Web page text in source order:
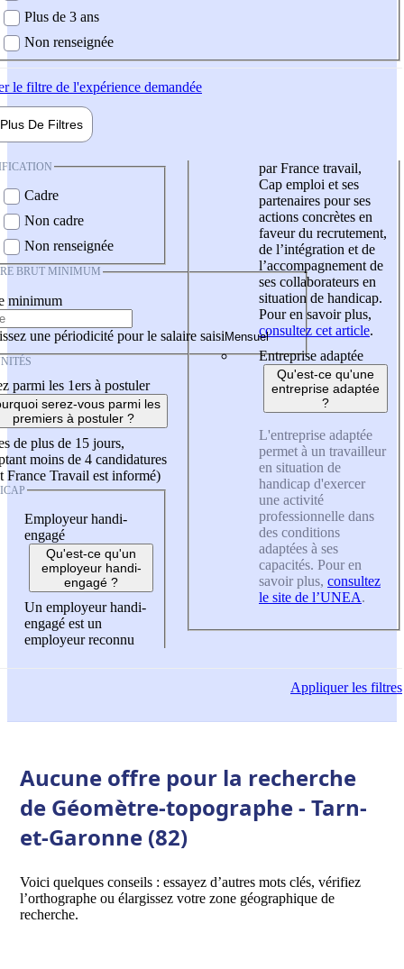
Plus de 3 ans
Non renseignée
le filtre de l'expérience demandée
Plus De Filtres
Cadre
Non cadre
Non renseignée
BRUT MINIMUM
minimum
une périodicité pour le salaire saisi
parmi les 1ers à postuler
serez-vous parmi les
premiers à postuler ?
de plus de 15 jours,
moins de 4 candidatures
France Travail est informé)
Employeur handi-
engagé
Qu'est-ce qu'un
employeur handi-
engagé ?
Un employeur handi-
engagé est un
employeur reconnu
par France travail,
Cap emploi et ses
partenaires pour ses
actions concrètes en
faveur du recrutement,
de l’intégration et de
l’accompagnement de
ses collaborateurs en
situation de handicap.
Pour en savoir plus,
consultez cet article.
Entreprise adaptée
Qu'est-ce qu'une
entreprise adaptée
?
L'entreprise adaptée
permet à un travailleur
en situation de
handicap d'exercer
une activité
professionnelle dans
des conditions
adaptées à ses
capacités. Pour en
savoir plus, consultez
le site de l’UNEA.
Appliquerles filtres
Aucune offre pour la recherche
de Géomètre-topographe - Tarn-
et-Garonne (82)
Voici quelques conseils : essayez d’autres mots clés, vérifiez
l’orthographe ou élargissez votre zone géographique de
recherche.